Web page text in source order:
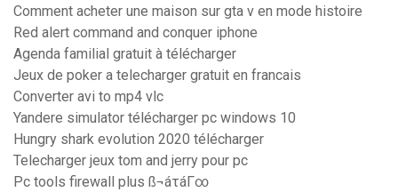
Comment acheter une maison sur gta v en mode histoire
Red alert command and conquer iphone
Agenda familial gratuit à télécharger
Jeux de poker a telecharger gratuit en francais
Converter avi to mp4 vlc
Yandere simulator télécharger pc windows 10
Hungry shark evolution 2020 télécharger
Telecharger jeux tom and jerry pour pc
Pc tools firewall plus ß¬áτáΓ∞